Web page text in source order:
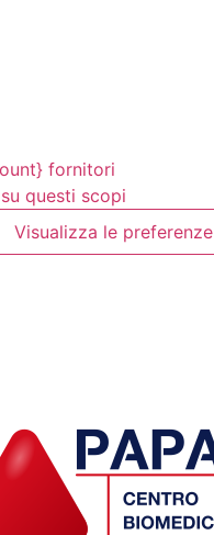
fornitori
questi scopi
Visualizza le preferenze